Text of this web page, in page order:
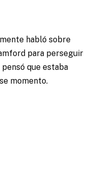
habló sobre
para perseguir
que estaba
momento.